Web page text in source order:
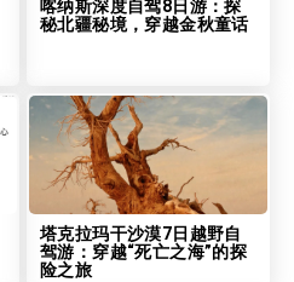
喀纳斯深度自驾8日游：探
秘北疆秘境，穿越金秋童话
塔克拉玛干沙漠7日越野自
驾游：穿越“死亡之海”的探
险之旅